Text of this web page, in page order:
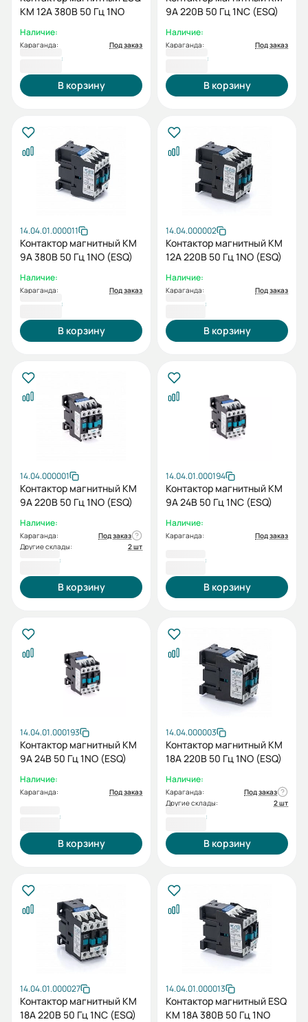
КМ 12А 380В 50 Гц 1NO
Наличие:
Караганда: Под заказ
В корзину
9А 220В 50 Гц 1NC (ESQ)
Наличие:
Караганда: Под заказ
В корзину
14.04.01.000011
Контактор магнитный КМ
9А 380В 50 Гц 1NO (ESQ)
Наличие:
Караганда: Под заказ
В корзину
14.04.000002
Контактор магнитный КМ
12А 220В 50 Гц 1NO (ESQ)
Наличие:
Караганда: Под заказ
В корзину
14.04.000001
Контактор магнитный КМ
9А 220В 50 Гц 1NO (ESQ)
Наличие:
Караганда:
Под заказ
Другие склады:
2 шт
В корзину
14.04.01.000194
Контактор магнитный КМ
9А 24B 50 Гц 1NC (ESQ)
Наличие:
Караганда: Под заказ
В корзину
14.04.01.000193
Контактор магнитный КМ
9А 24B 50 Гц 1NO (ESQ)
Наличие:
Караганда: Под заказ
В корзину
14.04.000003
Контактор магнитный КМ
18А 220В 50 Гц 1NO (ESQ)
Наличие:
Караганда:
Под заказ
Другие склады:
2 шт
В корзину
14.04.01.000027
Контактор магнитный КМ
18А 220В 50 Гц 1NC (ESQ)
14.04.01.000013
Контактор магнитный ESQ
КМ 18А 380В 50 Гц 1NO